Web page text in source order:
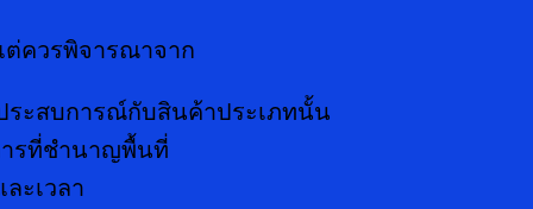
ต่ควรพิจารณาจาก
ระสบการณ์กับสินค้าประเภทนั้น
ารที่ชำนาญพื้นที่
ะเวลา